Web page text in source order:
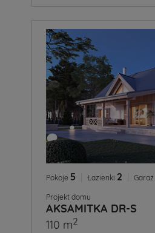
Pokoje 5 Łazienki 2 Garaż
Projekt domu
AKSAMITKA DR-S
110 m2